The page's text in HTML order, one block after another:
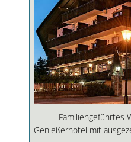
Familiengeführtes
Genießerhotel mit